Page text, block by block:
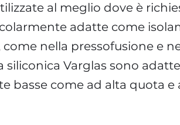
al meglio dove è
adatte come
nella pressofusione e
Varglas sono
come ad alta quota e